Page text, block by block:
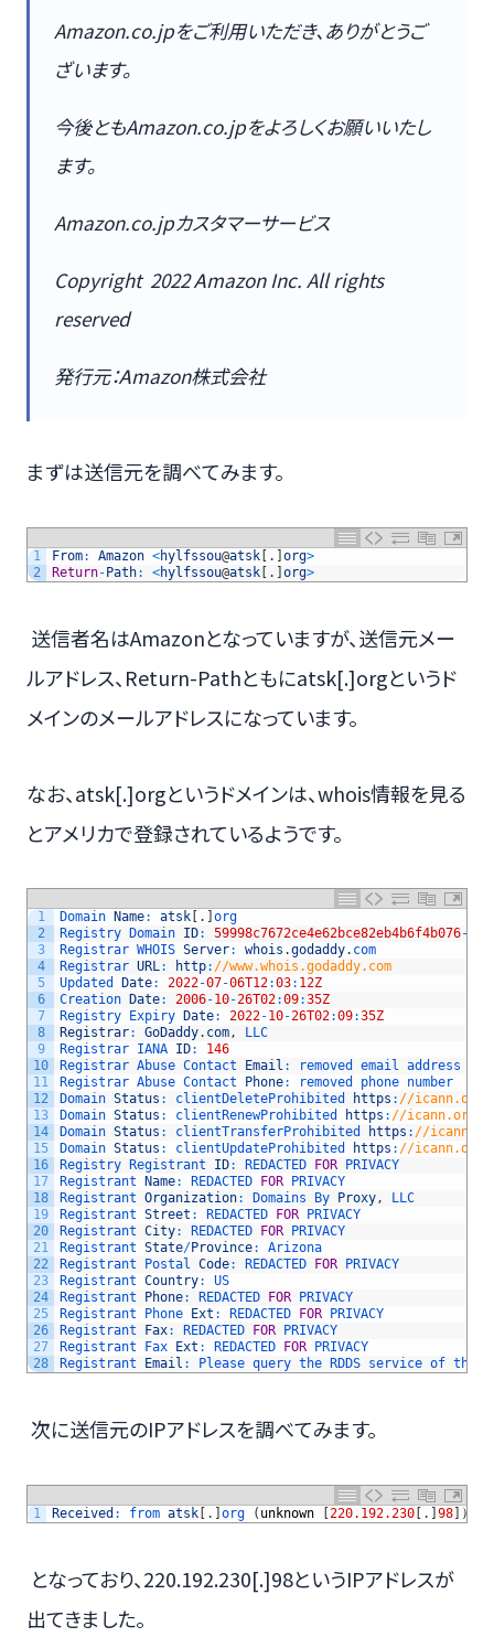
Amazon.co.jpをご利用いただき、ありがとうご
ざいます。
今後ともAmazon.co.jpをよろしくお願いいたし
ます。
Amazon.co.jpカスタマーサービス
Copyright 2022 Ꭺmazon Inc. All rights
reserved
発行元：Ꭺmazon株式会社
まずは送信元を調べてみます。
1
2
From: Amazon <hylfssou@atsk [ . ] org>
Return-Path: <hylfssou@atsk [ . ] org>
送信者名はAmazonとなっていますが、送信元メー
ルアドレス、Return-Pathともにatsk[.]orgというド
メインのメールアドレスになっています。
なお、atsk[.]orgというドメインは、whois情報を見る
とアメリカで登録されているようです。
1
2
3
4
5
6
7
8
9
10
11
12
13
14
15
16
17
18
19
20
21
22
23
24
25
26
27
28
Domain Name: atsk .
org
Registry
Domain ID: 59998c7672ce4e62bce82eb4b6f4b076-
Registrar WHOIS Server: whois .godaddy. com
Registrar URL: http: //www.whois.godaddy.com
Updated
Date: 2022-07-06T12:03: 12Z
Creation
Date: 2006-10-26T02:09:35Z
Registry
Expiry Date: 2022-10-26T02:09:35Z
Registrar: GoDaddy. com,
LLC
Registrar IANA ID:
146
Registrar Abuse Contact Email : removed email address
Registrar Abuse Contact Phone: removed phone number
Domain Status : clientDeleteProhibited https : //icann.org/
Domain Status : clientRenewProhibited https : //icann.org/
Domain Status : clientTransferProhibited https : //
Domain Status : clientUpdateProhibited https : //icann.org/
Registry
Registrant ID: REDACTED FOR
PRIVACY
Registrant
Name: REDACTED FOR
PRIVACY
Registrant Organization: Domains By Proxy,
LLC
Registrant Street : REDACTED FOR
PRIVACY
Registrant City: REDACTED FOR
PRIVACY
Registrant State/Province:
Arizona
Registrant
Postal Code: REDACTED FOR
PRIVACY
Registrant Country:
US
Registrant
Phone: REDACTED FOR
PRIVACY
Registrant
Phone Ext : REDACTED FOR
PRIVACY
Registrant
Fax: REDACTED FOR
PRIVACY
Registrant
Fax Ext : REDACTED FOR
PRIVACY
Registrant
Email : Please query the RDDS service of the
次に送信元のIPアドレスを調べてみます。
1 Received : from atsk [ . ] org ( unknown [220.192.230 [ . ] 98] )
となっており、220.192.230[.]98というIPアドレスが
出てきました。